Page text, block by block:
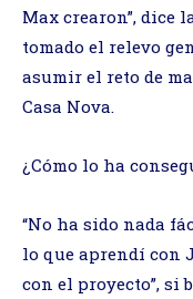
Max crearon”, dice
tomado el relevo
asumir el reto de
Casa Nova.
¿Cómo lo ha
“No ha sido nada
lo que aprendí con
con el proyecto”, si